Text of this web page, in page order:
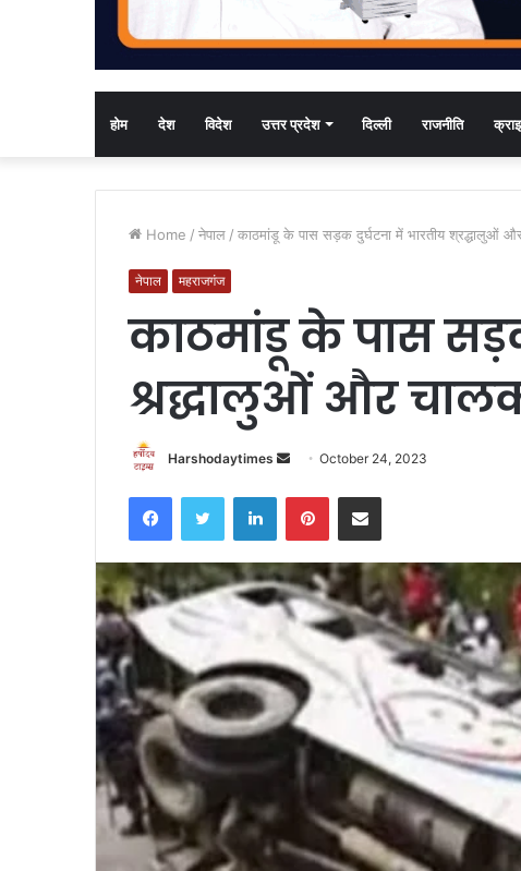
होम देश विदेश उत्तर प्रदेश दिल्ली राजनीति
Home / नेपाल / काठमांडू के पास सड़क दुर्घटना में भारतीय श्रद्धालुओं
नेपाल महराजगंज
काठमांडू के पास
श्रद्धालुओं और
Harshodaytimes
Send
email
October 24, 2023
FacebookTwitter LinkedInPinterestShare via Email